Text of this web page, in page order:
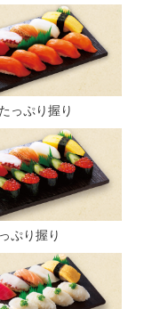
っぷり握り
ぷり握り